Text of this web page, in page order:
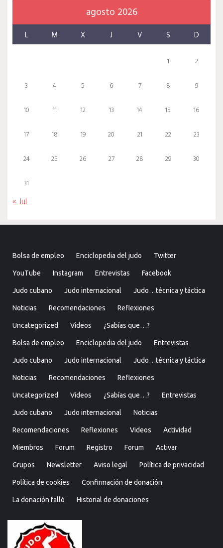
agosto 2026
L M X J V S D
1 2
3 4 5 6 7 8 9
10 11 12 13 14 15 16
17 18 19 20 21 22 23
24 25 26 27 28 29 30
31
« Jul
Bolsa de empleo Enciclopedia del judo Twitter
YouTube Instagram Entrevistas Facebook
Judo cubano Judo internacional Judo…técnica y táctica
Noticias Recomendaciones Reflexiones
Uncategorized Videos ¿Sabías que…?
Bolsa de empleo Enciclopedia del judo Entrevistas
Judo cubano Judo internacional Judo…técnica y táctica
Noticias Recomendaciones Reflexiones
Uncategorized Videos ¿Sabías que…? Entrevistas
Judo cubano Judo internacional Noticias
Recomendaciones Reflexiones Videos Actividad
Miembros Forum Registro Forum Activar
Grupos Newsletter Aviso legal Política de privacidad
Política de cookies Confirmación de donación
La donación falló Historial de donaciones